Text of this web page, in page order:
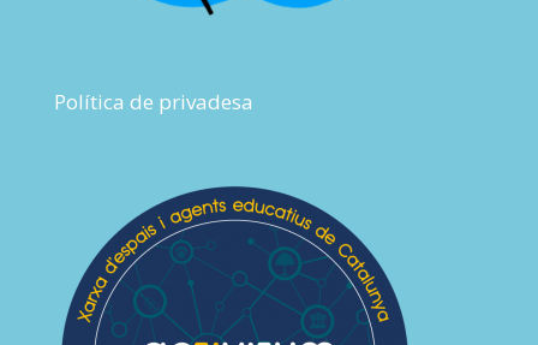
Política de privadesa